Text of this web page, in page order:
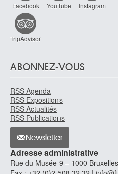
Facebook YouTube Instagram
TripAdvisor
ABONNEZ-VOUS
RSS Agenda
RSS Expositions
RSS Actualités
RSS Publications
Newsletter
Adresse administrative
Rue du Musée 9 – 1000